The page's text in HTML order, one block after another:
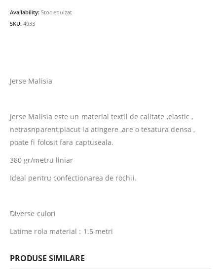
19.00lei.
Availability: Stoc epuizat
SKU: 4933
Jerse Malisia
Jerse Malisia este un material textil de calitate ,elastic ,
netrasnparent,placut la atingere ,are o tesatura densa ,
poate fi folosit fara captuseala.
380 gr/metru liniar
Ideal pentru confectionarea de rochii.
Diverse culori
Latime rola material : 1.5 metri
PRODUSE SIMILARE